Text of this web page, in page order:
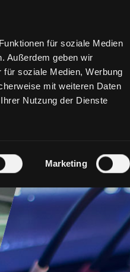
für soziale Medien
Außerdem geben wir
soziale Medien, Werbung
mit weiteren Daten
Nutzung der Dienste
Marketing
SERVICE